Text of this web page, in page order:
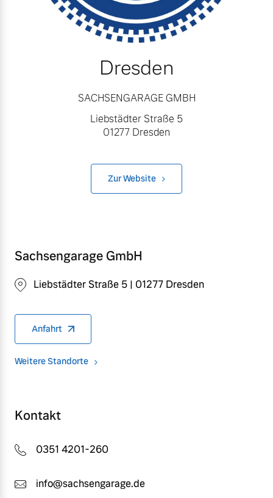
Dresden
SACHSENGARAGE GMBH
Liebstädter Straße 5
01277 Dresden
Zur Website
Sachsengarage GmbH
Liebstädter Straße 5 | 01277 Dresden
Anfahrt
Weitere Standorte
Kontakt
0351 4201-260
info@sachsengarage.de